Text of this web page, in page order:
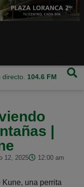
directo. 104.6 FM
|
12, 2025 12:00 am
una perrita